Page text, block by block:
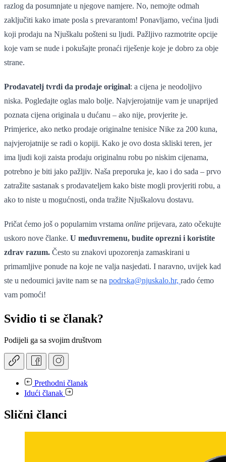
razlog da posumnjate u njegove namjere. No, nemojte odmah
zaključiti kako imate posla s prevarantom! Ponavljamo, većina ljudi
koji prodaju na Njuškalu pošteni su ljudi. Pažljivo razmotrite opcije
koje vam se nude i pokušajte pronaći riješenje koje je dobro za obje
strane.
Prodavatelj tvrdi da prodaje original: a cijena je neodoljivo
niska. Pogledajte oglas malo bolje. Najvjerojatnije vam je unaprijed
poznata cijena originala u dućanu – ako nije, provjerite je.
Primjerice, ako netko prodaje originalne tenisice Nike za 200 kuna,
najvjerojatnije se radi o kopiji. Kako je ovo dosta skliski teren, jer
ima ljudi koji zaista prodaju originalnu robu po niskim cijenama,
potrebno je biti jako pažljiv. Naša preporuka je, kao i do sada – prvo
zatražite sastanak s prodavateljem kako biste mogli provjeriti robu, a
ako to niste u mogućnosti, onda tražite Njuškalovu dostavu.
Pričat ćemo još o popularnim vrstama online prijevara, zato očekujte
uskoro nove članke. U međuvremenu, budite oprezni i koristite
zdrav razum. Često su znakovi upozorenja zamaskirani u
primamljive ponude na koje ne valja nasjedati. I naravno, uvijek kad
ste u nedoumici javite nam se na podrska@njuskalo.hr, rado ćemo
vam pomoći!
Svidio ti se članak?
Podijeli ga sa svojim društvom
Prethodni članak
Idući članak
Slični članci